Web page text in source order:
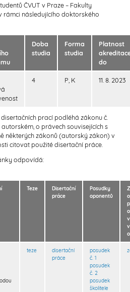
ČVUT v Praze – Fakulty
rámci následujícího doktorského
Doba
studia
Forma
studia
Platnost
do
4 P, K 11. 8. 2023
prací podléhá zákonu č.
o právech souvisejících s
některých zákonů (autorský zákon) v
citovat použité disertační práce.
odpovídá:
Teze
Disertační
práce
Posudky
oponentů
o
teze
disertační
práce
posudek
č. 1
posudek
č. 2
posudek
školitele